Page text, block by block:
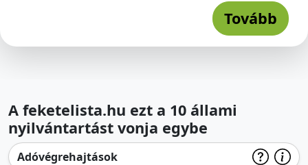
Tovább
A feketelista.hu ezt a 10 állami
nyilvántartást vonja egybe
Adóvégrehajtások